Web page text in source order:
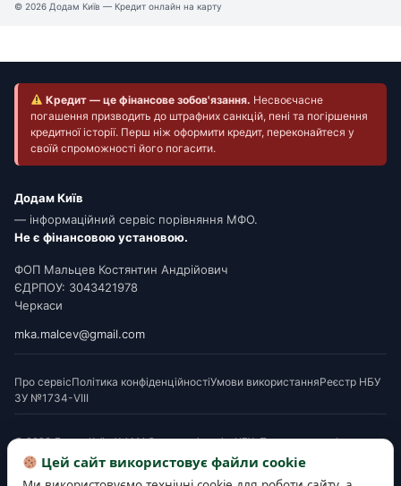
© 2026 Додам Київ — Кредит онлайн на карту
Кредит — це фінансове зобов'язання. Несвоєчасне
погашення призводить до штрафних санкцій, пені та погіршення
кредитної історії. Перш ніж оформити кредит, переконайтеся у
своїй спроможності його погасити.
Додам Київ
— інформаційний сервіс порівняння МФО.
Не є фінансовою установою.
ФОП Мальцев Костянтин Андрійович
ЄДРПОУ: 3043421978
Черкаси
mka.malcev@gmail.com
Про сервісПолітика конфіденційностіУмови використанняРеєстр НБУ
ЗУ №1734-VIII
© 2026 Додам Київ. Усі МФО мають ліцензію НБУ. Посилання на офери є
партнерськими. Перед підписанням ознайомтеся з Паспортом споживчого
кредиту. Деякі матеріали готуються з використанням AI-інструментів і
Цей сайт використовує файли cookie